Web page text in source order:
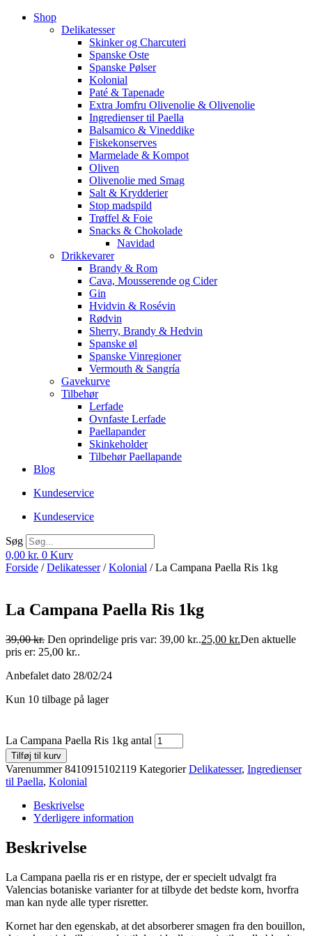
Shop
Delikatesser
Skinker og Charcuteri
Spanske Oste
Spanske Pølser
Kolonial
Paté & Tapenade
Extra Jomfru Olivenolie & Olivenolie
Ingredienser til Paella
Balsamico & Vineddike
Fiskekonserves
Marmelade & Kompot
Oliven
Olivenolie med Smag
Salt & Krydderier
Stop madspild
Trøffel & Foie
Snacks & Chokolade
Navidad
Drikkevarer
Brandy & Rom
Cava, Mousserende og Cider
Gin
Hvidvin & Rosévin
Rødvin
Sherry, Brandy & Hedvin
Spanske øl
Spanske Vinregioner
Vermouth & Sangría
Gavekurve
Tilbehør
Lerfade
Ovnfaste Lerfade
Paellapander
Skinkeholder
Tilbehør Paellapande
Blog
Kundeservice
Kundeservice
Søg
0,00 kr. 0 Kurv
Forside /Delikatesser/Kolonial / La Campana Paella Ris 1kg
La Campana Paella Ris 1kg
39,00kr. Den oprindelige pris var: 39,00 kr..25,00 kr.Den aktuelle
pris er: 25,00 kr..
Anbefalet dato 28/02/24
Kun 10 tilbage på lager
La Campana Paella Ris 1kg antal
Tilføj til kurv
Varenummer8410915102119 Kategorier Delikatesser, Ingredienser
til Paella, Kolonial
Beskrivelse
Yderligere information
Beskrivelse
La Campana paella ris er en ristype, der er specielt udvalgt fra
Valencias botaniske varianter for at tilbyde det bedste korn, hvorfra
man kan nyde alle typer risretter.
Kornet har den egenskab, at det absorberer smagen fra den bouillon,